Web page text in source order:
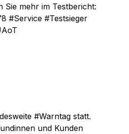
Sie mehr im Testbericht:
#Service #Testsieger
#Warntag statt.
und Kunden